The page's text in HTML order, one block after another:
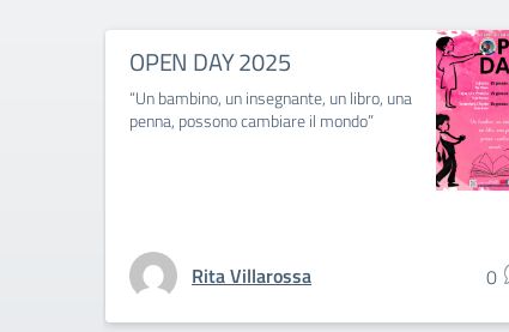
OPEN DAY 2025
“Un bambino, un insegnante, un libro, una
penna, possono cambiare il mondo”
Rita Villarossa 0